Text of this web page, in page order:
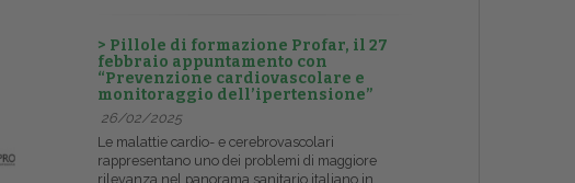
> Pillole di formazione Profar, il 27
febbraio appuntamento con
“Prevenzione cardiovascolare e
monitoraggio dell’ipertensione”
26/02/2025
Le malattie cardio- e cerebrovascolari
rappresentano uno dei problemi di maggiore
rilevanza nel panorama sanitario italiano in